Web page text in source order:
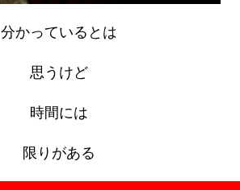
分かっているとは
思うけど
時間には
限りがある